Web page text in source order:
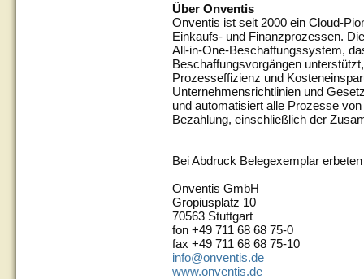
Über Onventis
Onventis ist seit 2000 ein Cloud-
Einkaufs- und Finanzprozessen.
All-in-One-Beschaffungssystem,
Beschaffungsvorgängen
Prozesseffizienz und
Unternehmensrichtlinien und
und automatisiert alle Prozesse
Bezahlung, einschließlich der
Bei Abdruck Belegexemplar erbeten
Onventis GmbH
Gropiusplatz 10
70563 Stuttgart
fon +49 711 68 68 75-0
fax +49 711 68 68 75-10
info@onventis.de
www.onventis.de